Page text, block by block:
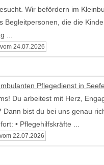
Wir befördern im
Begleitpersonen, die die
...
24.07.2026
Pflegedienst in
Du arbeitest mit Herz,
Dann bist du bei uns genau
• Pflegehilfskräfte ...
22.07.2026